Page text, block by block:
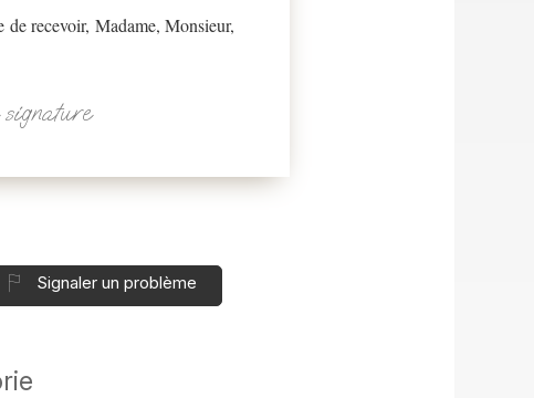
de recevoir, Madame, Monsieur,
signature
Signaler un problème